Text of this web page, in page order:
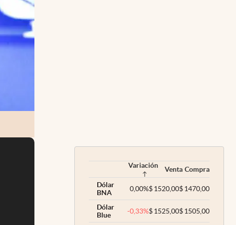
Variación Venta Compra
Dólar
BNA
0,00%$1520,00$1470,00
Dólar
Blue
-0,33%$1525,00$1505,00